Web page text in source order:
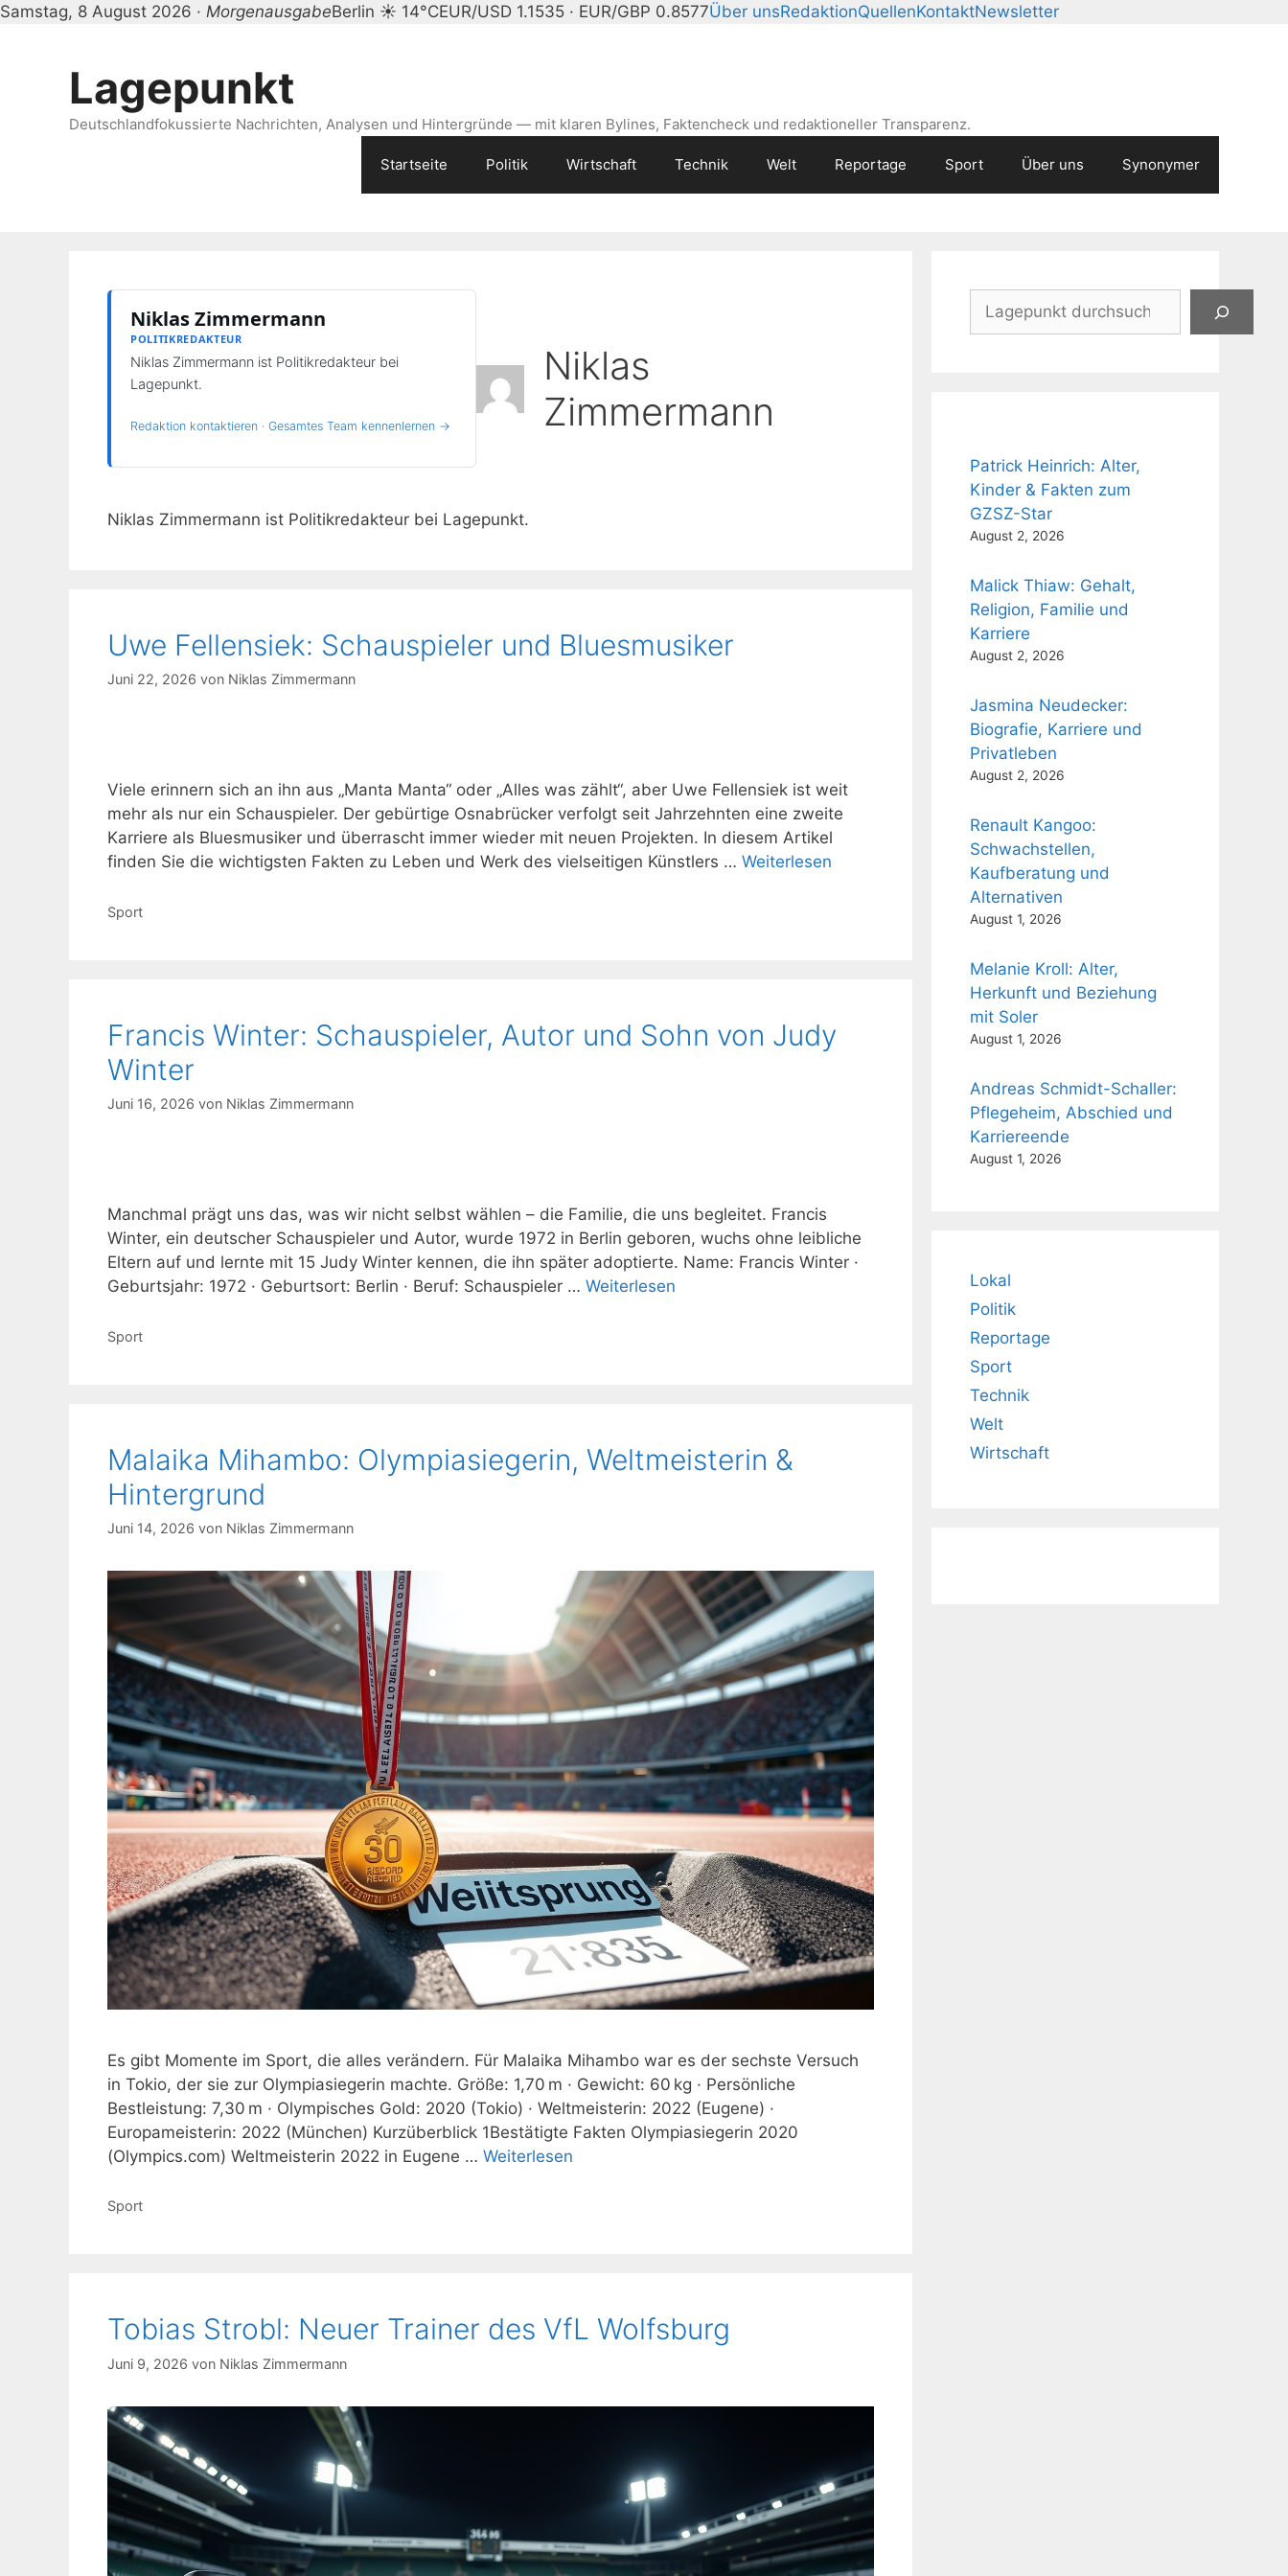
Samstag, 8 August 2026 · MorgenausgabeBerlin ☀ 14°CEUR/USD 1.1535 · EUR/GBP 0.8577Über unsRedaktionQuellenKontaktNewsletter
Lagepunkt
Deutschlandfokussierte Nachrichten, Analysen und Hintergründe — mit klaren Bylines, Faktencheck und redaktioneller Transparenz.
Startseite Politik Wirtschaft Technik Welt Reportage Sport Über uns Synonymer
Niklas Zimmermann
POLITIKREDAKTEUR
Niklas Zimmermann ist Politikredakteur bei
Lagepunkt.
Redaktion kontaktieren · Gesamtes Team kennenlernen →
Niklas
Zimmermann
Niklas Zimmermann ist Politikredakteur bei Lagepunkt.
Uwe Fellensiek: Schauspieler und Bluesmusiker
Juni 22, 2026 von Niklas Zimmermann
Viele erinnern sich an ihn aus „Manta Manta“ oder „Alles was zählt“, aber Uwe Fellensiek ist weit
mehr als nur ein Schauspieler. Der gebürtige Osnabrücker verfolgt seit Jahrzehnten eine zweite
Karriere als Bluesmusiker und überrascht immer wieder mit neuen Projekten. In diesem Artikel
finden Sie die wichtigsten Fakten zu Leben und Werk des vielseitigen Künstlers … Weiterlesen
Kategorien
Sport
Francis Winter: Schauspieler, Autor und Sohn von Judy
Winter
Juni 16, 2026 von Niklas Zimmermann
Manchmal prägt uns das, was wir nicht selbst wählen – die Familie, die uns begleitet. Francis
Winter, ein deutscher Schauspieler und Autor, wurde 1972 in Berlin geboren, wuchs ohne leibliche
Eltern auf und lernte mit 15 Judy Winter kennen, die ihn später adoptierte. Name: Francis Winter ·
Geburtsjahr: 1972 · Geburtsort: Berlin · Beruf: Schauspieler … Weiterlesen
Kategorien
Sport
Malaika Mihambo: Olympiasiegerin, Weltmeisterin &
Hintergrund
Juni 14, 2026 von Niklas Zimmermann
Es gibt Momente im Sport, die alles verändern. Für Malaika Mihambo war es der sechste Versuch
in Tokio, der sie zur Olympiasiegerin machte. Größe: 1,70 m · Gewicht: 60 kg · Persönliche
Bestleistung: 7,30 m · Olympisches Gold: 2020 (Tokio) · Weltmeisterin: 2022 (Eugene) ·
Europameisterin: 2022 (München) Kurzüberblick 1Bestätigte Fakten Olympiasiegerin 2020
(Olympics.com) Weltmeisterin 2022 in Eugene … Weiterlesen
Kategorien
Sport
Tobias Strobl: Neuer Trainer des VfL Wolfsburg
Juni 9, 2026 von Niklas Zimmermann
Suchen
Patrick Heinrich: Alter,
Kinder & Fakten zum
GZSZ-Star
August 2, 2026
Malick Thiaw: Gehalt,
Religion, Familie und
Karriere
August 2, 2026
Jasmina Neudecker:
Biografie, Karriere und
Privatleben
August 2, 2026
Renault Kangoo:
Schwachstellen,
Kaufberatung und
Alternativen
August 1, 2026
Melanie Kroll: Alter,
Herkunft und Beziehung
mit Soler
August 1, 2026
Andreas Schmidt-Schaller:
Pflegeheim, Abschied und
Karriereende
August 1, 2026
Lokal
Politik
Reportage
Sport
Technik
Welt
Wirtschaft